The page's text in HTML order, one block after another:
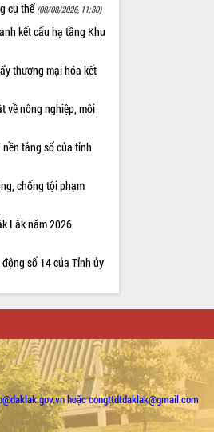
cụ thể(08/08/2026, 11:30)
kết cấu hạ tầng Khu
thương mại hóa kết
về nông nghiệp, môi
nền tảng số của tỉnh
chống tội phạm
Lắk năm 2026
số 14 của Tỉnh ủy
hoặc congttdtdaklak@gmail.com